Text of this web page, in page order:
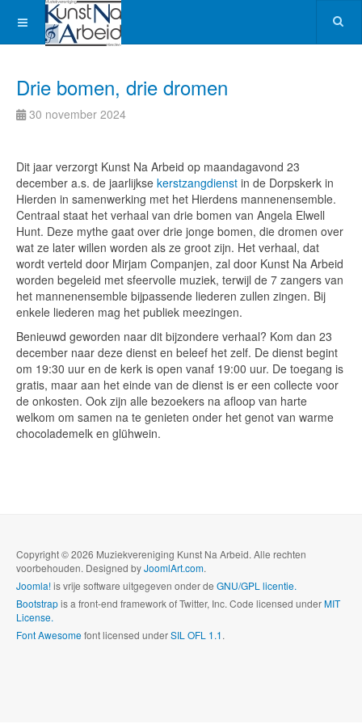
Drie bomen, drie dromen
30 november 2024
Dit jaar verzorgt Kunst Na Arbeid op maandagavond 23
december a.s. de jaarlijkse kerstzangdienst in de Dorpskerk in
Hierden in samenwerking met het Hierdens mannenensemble.
Centraal staat het verhaal van drie bomen van Angela Elwell
Hunt. Deze mythe gaat over drie jonge bomen, die dromen over
wat ze later willen worden als ze groot zijn. Het verhaal, dat
wordt verteld door Mirjam Companjen, zal door Kunst Na Arbeid
worden begeleid met sfeervolle muziek, terwijl de 7 zangers van
het mannenensemble bijpassende liederen zullen zingen. Bij
enkele liederen mag het publiek meezingen.
Benieuwd geworden naar dit bijzondere verhaal? Kom dan 23
december naar deze dienst en beleef het zelf. De dienst begint
om 19:30 uur en de kerk is open vanaf 19:00 uur. De toegang is
gratis, maar aan het einde van de dienst is er een collecte voor
de onkosten. Ook zijn alle bezoekers na afloop van harte
welkom om samen na te genieten onder het genot van warme
chocolademelk en glühwein.
Copyright © 2026 Muziekvereniging Kunst Na Arbeid. Alle rechten
voorbehouden. Designed byJoomlArt.com.
Joomla!is vrije software uitgegeven onder de GNU/GPL licentie.
Bootstrapis a front-end framework of Twitter, Inc. Code licensed underMIT
License.
Font Awesomefont licensed underSIL OFL 1.1.